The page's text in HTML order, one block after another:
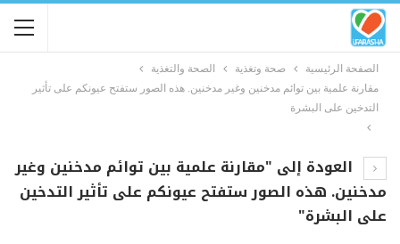
الصفحة الرئيسية صحة وتغذية
الصحة والتغذية
مقارنة علمية بين توائم مدخنين وغير مدخنين. هذه الصور ستفتح عيونكم على تأثير
التدخين على البشرة
العودة إلى "مقارنة علمية بين توائم مدخنين وغير
مدخنين. هذه الصور ستفتح عيونكم على تأثير التدخين
على البشرة"